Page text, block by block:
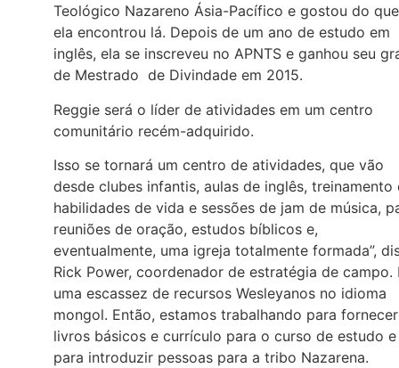
Teológico Nazareno Ásia-Pacífico e gostou do que
ela encontrou lá. Depois de um ano de estudo em
inglês, ela se inscreveu no APNTS e ganhou seu
de Mestrado de Divindade em 2015.
Reggie será o líder de atividades em um centro
comunitário recém-adquirido.
Isso se tornará um centro de atividades, que vão
desde clubes infantis, aulas de inglês, treinamento
habilidades de vida e sessões de jam de música,
reuniões de oração, estudos bíblicos e,
eventualmente, uma igreja totalmente formada”,
Rick Power, coordenador de estratégia de campo.
uma escassez de recursos Wesleyanos no idioma
mongol. Então, estamos trabalhando para fornecer
livros básicos e currículo para o curso de estudo e
para introduzir pessoas para a tribo Nazarena.